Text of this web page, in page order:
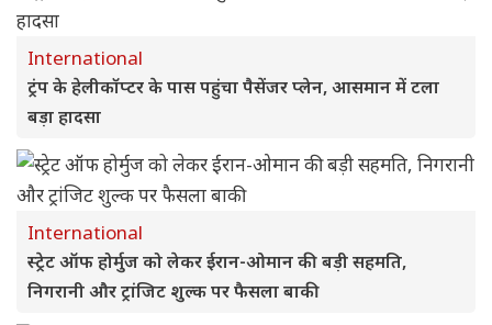
International
ट्रंप के हेलीकॉप्टर के पास पहुंचा पैसेंजर प्लेन, आसमान में टला
बड़ा हादसा
International
स्ट्रेट ऑफ होर्मुज को लेकर ईरान-ओमान की बड़ी सहमति,
निगरानी और ट्रांजिट शुल्क पर फैसला बाकी